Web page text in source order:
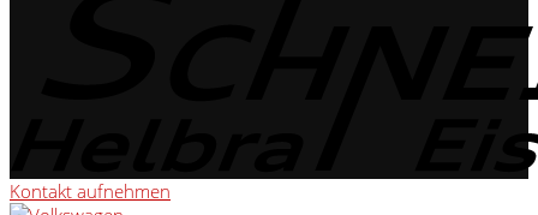
Kontakt aufnehmen